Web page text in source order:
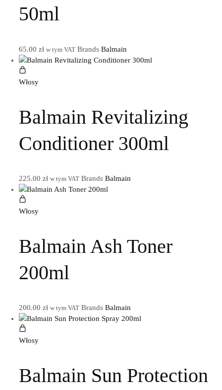
50ml
65.00 zł w tym VATBrands Balmain
Włosy
Balmain Revitalizing
Conditioner 300ml
225.00 zł w tym VATBrands Balmain
Włosy
Balmain Ash Toner
200ml
200.00 zł w tym VATBrands Balmain
Włosy
Balmain Sun Protection